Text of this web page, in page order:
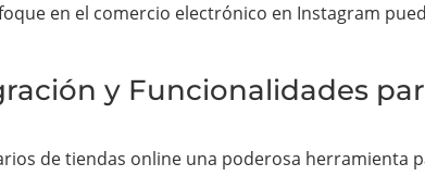
en el comercio electrónico en Instagram
y Funcionalidades
de tiendas online una poderosa herramienta